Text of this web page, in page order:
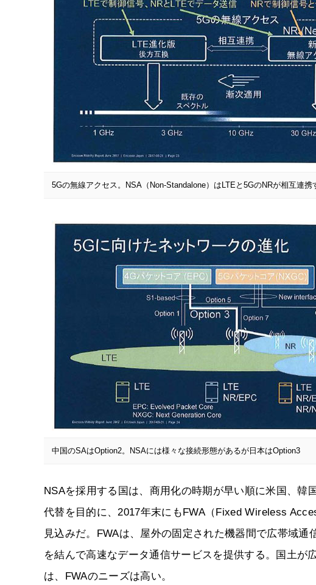
5Gの無線アクセス。NSA（Non-Standalone）はLTEと5GのNRが相互連携
中国のSAはOption2。NSAには様々な接続形態があるが日本はOption3
NSAを採用する国は、商用化の時期が早い順に米国、韓
代替を目的に、2017年末にもFWA（Fixed Wireless
見込みだ。FWAは、屋外の固定された機器間で広帯域
を結んで高速なデータ通信サービスを提供する。国土
は、FWAのニーズは高い。